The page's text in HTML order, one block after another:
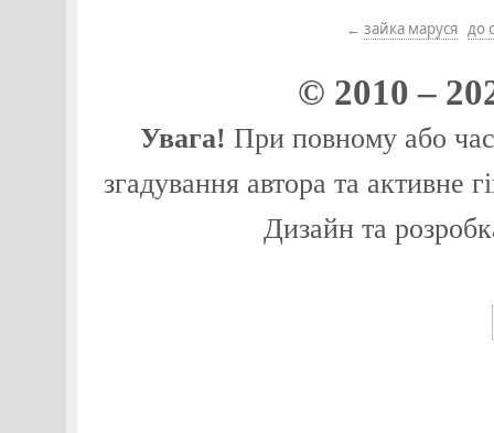
← зайка маруся до
© 2010 –
Увага! При повному або
згадування автора та активне
Дизайн та